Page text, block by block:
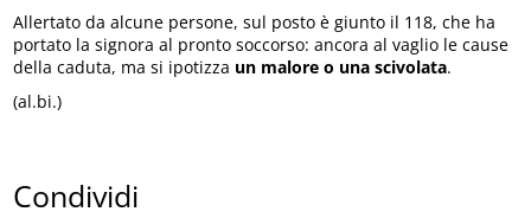
Allertato da alcune persone, sul posto è giunto il 118, che ha
portato la signora al pronto soccorso: ancora al vaglio le cause
della caduta, ma si ipotizza un malore o una scivolata.
(al.bi.)
Condividi